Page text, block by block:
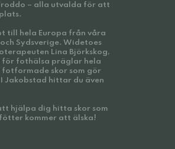
– alla utvalda för att
till hela Europa från våra
Sydsverige. Widetoes
Lina Björkskog,
för fothälsa präglar hela
fotformade skor som gör
Jakobstad hittar du även
hjälpa dig hitta skor som
kommer att älska!